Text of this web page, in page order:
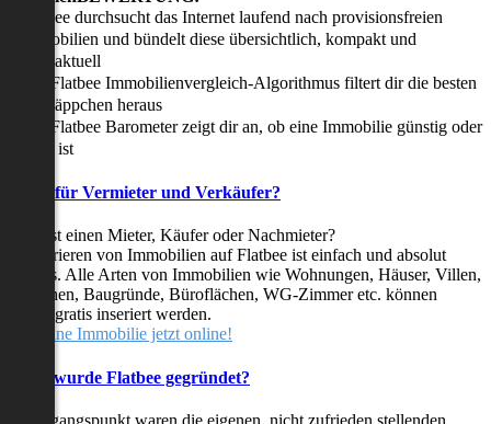
Flatbee durchsucht das Internet laufend nach provisionsfreien
Immobilien und bündelt diese übersichtlich, kompakt und
tagesaktuell
Der Flatbee Immobilienvergleich-Algorithmus filtert dir die besten
Schnäppchen heraus
Der Flatbee Barometer zeigt dir an, ob eine Immobilie günstig oder
teuer ist
für Vermieter und Verkäufer?
suchst einen Mieter, Käufer oder Nachmieter?
Inserieren von Immobilien auf Flatbee ist einfach und absolut
Alle Arten von Immobilien wie Wohnungen, Häuser, Villen,
Baugründe, Büroflächen, WG-Zimmer etc. können
gratis inseriert werden.
deine Immobilie jetzt online!
wurde Flatbee gegründet?
Ausgangspunkt waren die eigenen, nicht zufrieden stellenden